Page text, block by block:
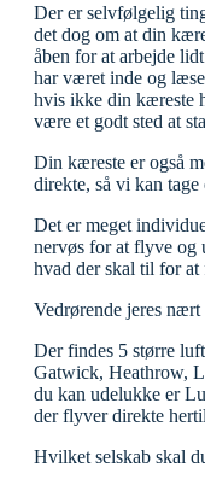
Der er selvfølgelig
det dog om at din
åben for at arbejde
har været inde og
hvis ikke din kæreste
være et godt sted at
Din kæreste er også
direkte, så vi kan tage
Det er meget
nervøs for at flyve og
hvad der skal til for at
Vedrørende jeres
Der findes 5 større
Gatwick, Heathrow,
du kan udelukke er
der flyver direkte
Hvilket selskab skal